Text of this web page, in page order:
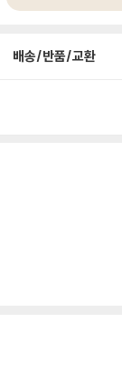
배송/반품/교환